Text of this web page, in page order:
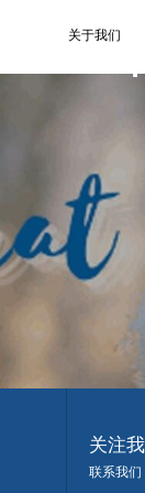
关于我们
关注
联系我